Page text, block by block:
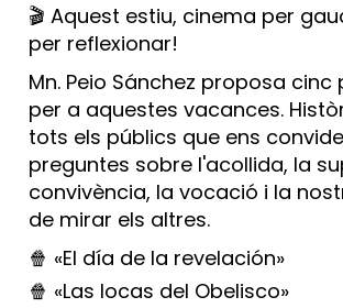
🎬 Aquest estiu, cinema per
per reflexionar!
Mn. Peio Sánchez proposa cinc
per a aquestes vacances.
tots els públics que ens
preguntes sobre l'acollida, la
convivència, la vocació i la
de mirar els altres.
🍿 «El día de la revelación»
🍿 «Las locas del Obelisco»